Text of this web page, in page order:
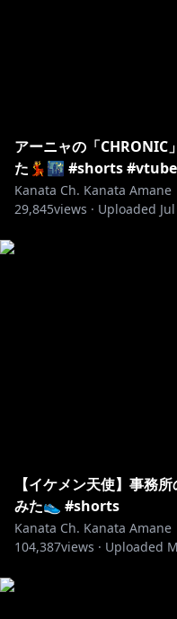
アーニャの「CHRONIC
た💃🌃 #shorts
Kanata Ch. Kanata Amane
29,845views · Uploaded
【イケメン天使】事務
みた👟 #shorts
Kanata Ch. Kanata Amane
104,387views · Uploaded